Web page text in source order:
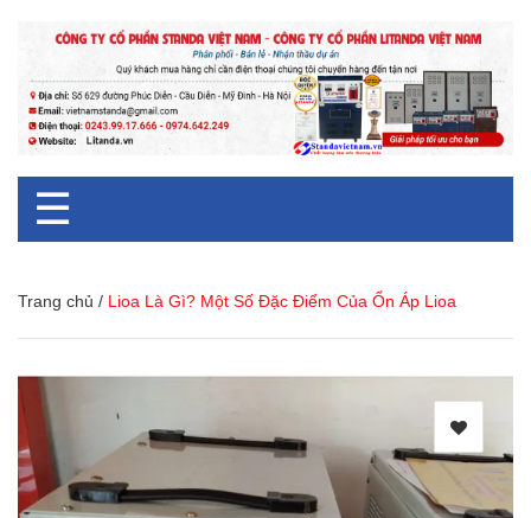
☰
Trang chủ / Lioa Là Gì? Một Số Đặc Điểm Của Ổn Áp Lioa